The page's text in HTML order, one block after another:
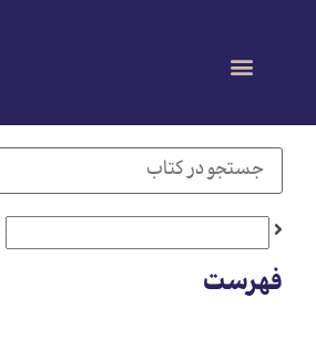
فهرست